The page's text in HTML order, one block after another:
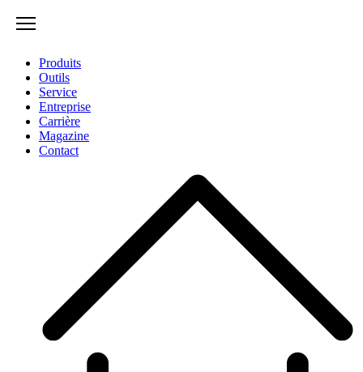
Produits
Outils
Service
Entreprise
Carrière
Magazine
Contact